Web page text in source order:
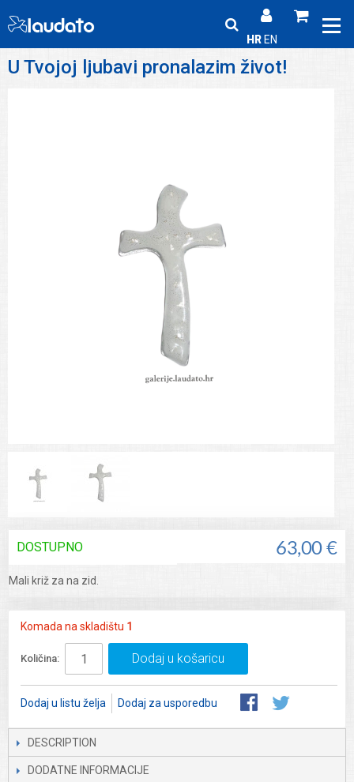
HR EN
U Tvojoj ljubavi pronalazim život!
63,00 €
DOSTUPNO
Mali križ za na zid.
Komada na skladištu 1
Količina: Dodaj u košaricu
Dodaj u listu želja Dodaj za usporedbu
DESCRIPTION
DODATNE INFORMACIJE